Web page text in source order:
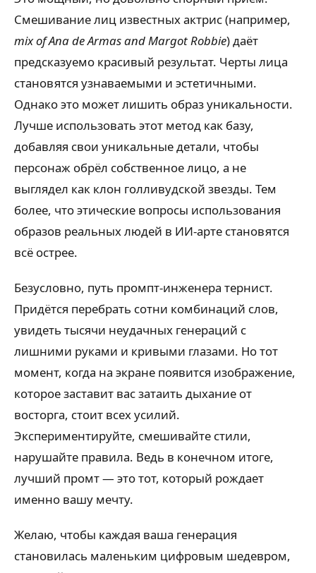
Смешивание лиц известных актрис (например,
mix of Ana de Armas and Margot Robbie) даёт
предсказуемо красивый результат. Черты лица
становятся узнаваемыми и эстетичными.
Однако это может лишить образ уникальности.
Лучше использовать этот метод как базу,
добавляя свои уникальные детали, чтобы
персонаж обрёл собственное лицо, а не
выглядел как клон голливудской звезды. Тем
более, что этические вопросы использования
образов реальных людей в ИИ-арте становятся
всё острее.
Безусловно, путь промпт-инженера тернист.
Придётся перебрать сотни комбинаций слов,
увидеть тысячи неудачных генераций с
лишними руками и кривыми глазами. Но тот
момент, когда на экране появится изображение,
которое заставит вас затаить дыхание от
восторга, стоит всех усилий.
Экспериментируйте, смешивайте стили,
нарушайте правила. Ведь в конечном итоге,
лучший промт — это тот, который рождает
именно вашу мечту.
Желаю, чтобы каждая ваша генерация
становилась маленьким цифровым шедевром,